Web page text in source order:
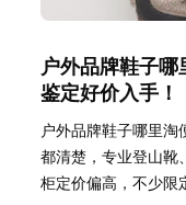
户外品牌鞋子
鉴定好价入手！
户外品牌鞋子哪里
都清楚，专业登山靴
柜定价偏高，不少限